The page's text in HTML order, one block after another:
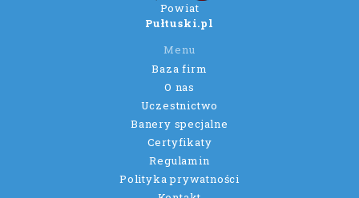
Powiat
Pułtuski.pl
Menu
Baza firm
O nas
Uczestnictwo
Banery specjalne
Certyfikaty
Regulamin
Polityka prywatności